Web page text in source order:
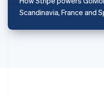
Scandinavia, France and
简体中文English
Verenigd Koninkrijk
Verenigde Arabische